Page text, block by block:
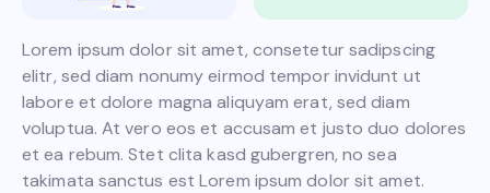
Lorem ipsum dolor sit amet, consetetur sadipscing
elitr, sed diam nonumy eirmod tempor invidunt ut
labore et dolore magna aliquyam erat, sed diam
voluptua. At vero eos et accusam et justo duo dolores
et ea rebum. Stet clita kasd gubergren, no sea
takimata sanctus est Lorem ipsum dolor sit amet.